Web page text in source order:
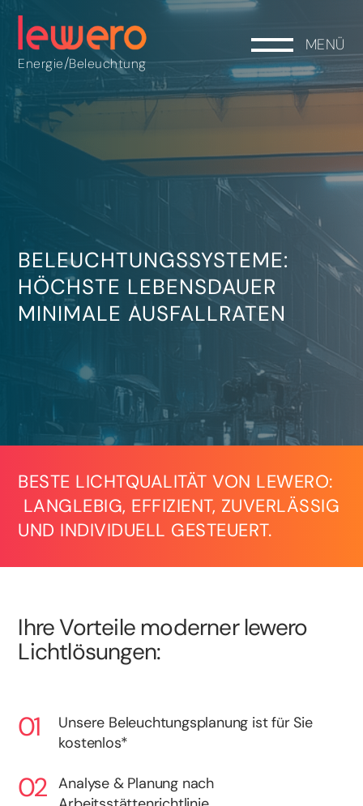
Energie/Beleuchtung
MENÜ
BELEUCHTUNGSSYSTEME:
HÖCHSTE LEBENSDAUER
MINIMALE AUSFALLRATEN
BESTE LICHTQUALITÄT VON LEWERO:
LANGLEBIG, EFFIZIENT, ZUVERLÄSSIG
UND INDIVIDUELL GESTEUERT.
Ihre Vorteile moderner lewero
Lichtlösungen:
Unsere Beleuchtungsplanung ist für Sie
kostenlos*
Analyse & Planung nach